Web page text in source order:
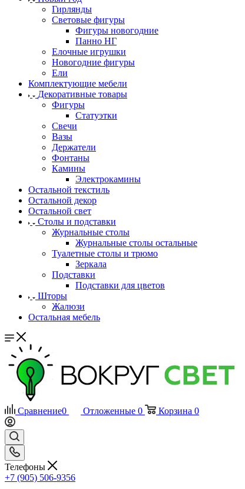
Гирлянды
Световые фигуры
Фигуры новогодние
Панно НГ
Елочные игрушки
Новогодние фигуры
Ели
Комплектующие мебели
Декоративные товары
Фигуры
Статуэтки
Свечи
Вазы
Держатели
Фонтаны
Камины
Электрокамины
Остальной текстиль
Остальной декор
Остальной свет
Столы и подставки
Журнальные столы
Журнальные столы остальные
Туалетные столы и трюмо
Зеркала
Подставки
Подставки для цветов
Шторы
Жалюзи
Остальная мебель
Сравнение0 Отложенные 0 Корзина 0
Телефоны
+7 (905) 506-9356